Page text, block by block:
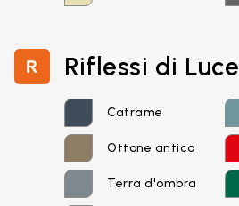
Password
Riflessi di Luce
Catrame
Ottone antico
Terra d'ombra